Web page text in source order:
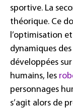
sportive. La
théorique. Ce
l’optimisation
dynamiques
développées
humains, les
personnages
s’agit alors de